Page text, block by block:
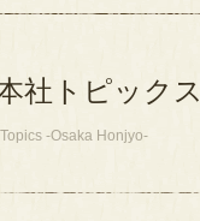
社トピックス
Topics -Osaka Honjyo-